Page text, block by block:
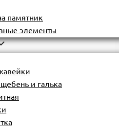
памятник
элементы
и галька